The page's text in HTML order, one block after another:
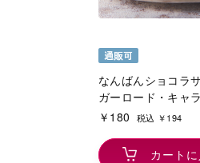
なんばんショコラ
ガーロード・キャ
￥180
税込 ￥194
カート